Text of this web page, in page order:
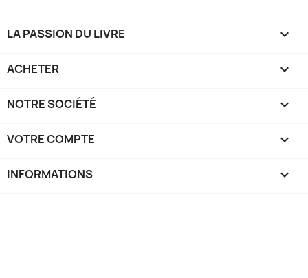
LA PASSION DU LIVRE 
ACHETER 
NOTRE SOCIÉTÉ 
VOTRE COMPTE 
INFORMATIONS keyboard_arrow_down